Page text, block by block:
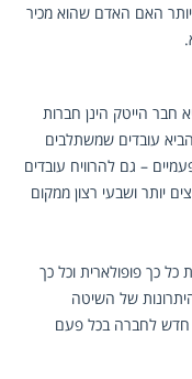
האם האדם שהוא מכיר
חבר הייטק הינן חברות
עובדים שמשתלבים
– גם להרוויח עובדים
יותר ושבעי רצון ממקום
כך פופולארית וכל כך
של השיטה
חדש לחברה בכל פעם